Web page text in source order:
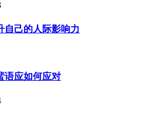
自己的人际影响力
语应如何应对